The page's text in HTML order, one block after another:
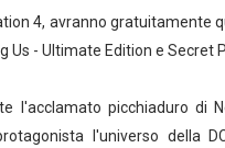
nuovo trailer in
delle serie TV #5
4, avranno gratuitamente
Us - Ultimate Edition e Secret
l'acclamato picchiaduro di
l'universo della